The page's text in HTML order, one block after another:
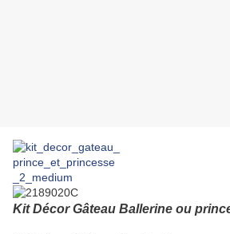
Kit Décor Gâteau Ballerine ou